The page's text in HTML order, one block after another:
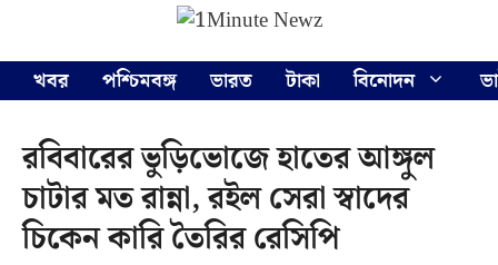
content
খবর
পশ্চিমবঙ্গ ভারত টাকা বিনোদন
রবিবারের ভুড়িভোজে হাতের আঙ্গুল
চাটার মত রান্না, রইল সেরা স্বাদের
চিকেন কারি তৈরির রেসিপি